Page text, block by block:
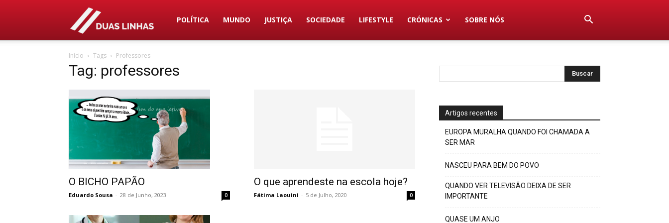
Duas
POLÍTICA MUNDO JUSTIÇA SOCIEDADE LIFESTYLE CRÓNICAS SOBRE NÓS
Início Tags Professores
Tag: professores
O BICHO PAPÃO
Eduardo Sousa - 28 de Junho, 2023 0
O que aprendeste na escola hoje?
Fátima Laouini - 5 de Julho, 2020 0
Artigos recentes
EUROPA MURALHA QUANDO FOI CHAMADA A
SER MAR
NASCEU PARA BEM DO POVO
QUANDO VER TELEVISÃO DEIXA DE SER
IMPORTANTE
QUASE UM ANJO